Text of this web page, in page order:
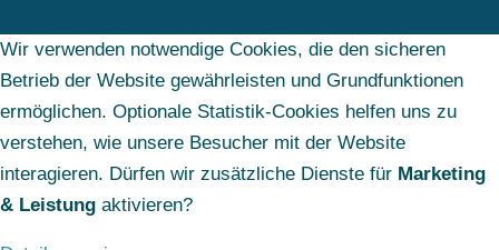
Wir verwenden notwendige Cookies, die den sicheren
Betrieb der Website gewährleisten und Grundfunktionen
ermöglichen. Optionale Statistik-Cookies helfen uns zu
verstehen, wie unsere Besucher mit der Website
interagieren. Dürfen wir zusätzliche Dienste für Marketing
& Leistung aktivieren?